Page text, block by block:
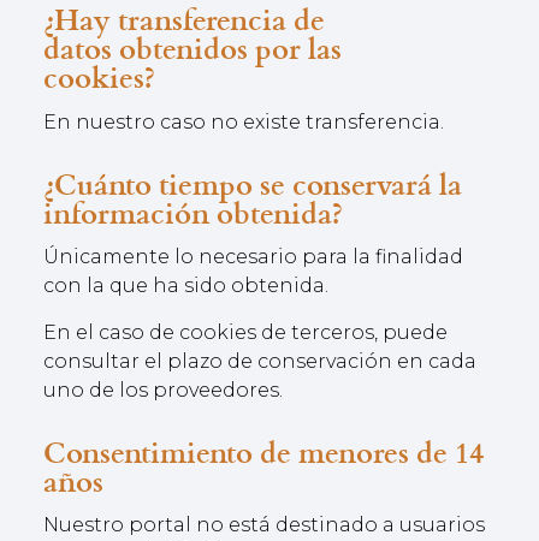
¿Hay transferencia de
datos obtenidos por las
cookies?
En nuestro caso no existe transferencia.
¿Cuánto tiempo se conservará la
información obtenida?
Únicamente lo necesario para la finalidad
con la que ha sido obtenida.
En el caso de cookies de terceros, puede
consultar el plazo de conservación en cada
uno de los proveedores.
Consentimiento de menores de 14
años
Nuestro portal no está destinado a usuarios